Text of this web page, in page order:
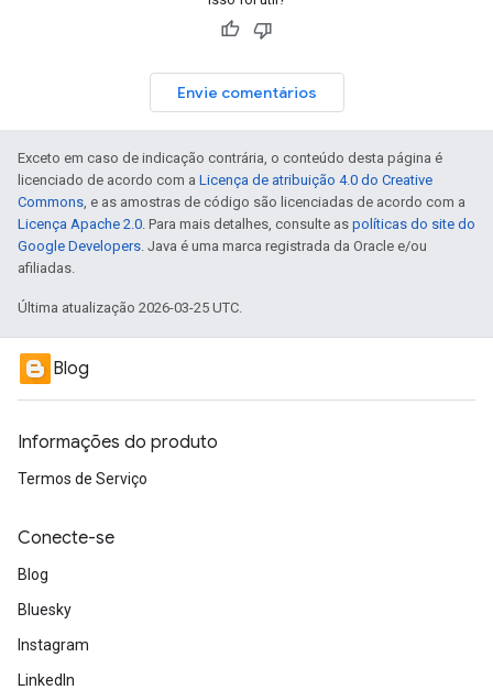
Envie comentários
Exceto em caso de indicação contrária, o conteúdo desta página é
licenciado de acordo com a Licença de atribuição 4.0 do Creative
Commons, e as amostras de código são licenciadas de acordo com a
Licença Apache 2.0. Para mais detalhes, consulte as políticas do site do
Google Developers. Java é uma marca registrada da Oracle e/ou
afiliadas.
Última atualização 2026-03-25 UTC.
Blog
Informações do produto
Termos de Serviço
Conecte-se
Blog
Bluesky
Instagram
LinkedIn